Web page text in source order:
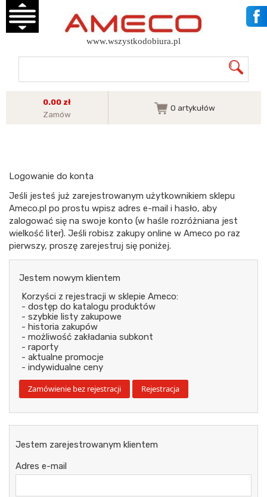
www.wszystkodobiura.pl
0.00 zł
Zamów
0 artykułów
Logowanie do konta
Jeśli jesteś już zarejestrowanym użytkownikiem sklepu
Ameco.pl po prostu wpisz adres e-mail i hasło, aby
zalogować się na swoje konto (w haśle rozróżniana jest
wielkość liter). Jeśli robisz zakupy online w Ameco po raz
pierwszy, proszę zarejestruj się poniżej.
Jestem nowym klientem
Korzyści z rejestracji w sklepie Ameco:
- dostęp do katalogu produktów
- szybkie listy zakupowe
- historia zakupów
- możliwość zakładania subkont
- raporty
- aktualne promocje
- indywidualne ceny
Jestem zarejestrowanym klientem
Adres e-mail